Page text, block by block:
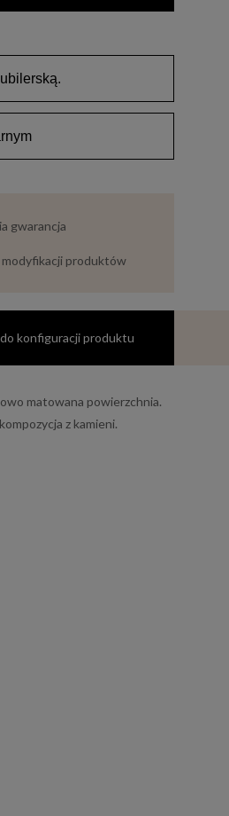
gwarancja
modyfikacji produktów
konfiguracji produktu
matowana powierzchnia.
z kamieni.